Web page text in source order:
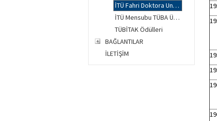
İTÜ Fahri Doktora Unvanları
İTÜ Mensubu TÜBA Üyeleri ve TÜBA Ödülleri
TÜBİTAK Ödülleri
BAĞLANTILAR
İLETİŞİM